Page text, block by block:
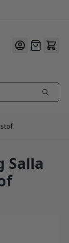
Offerte
Salla